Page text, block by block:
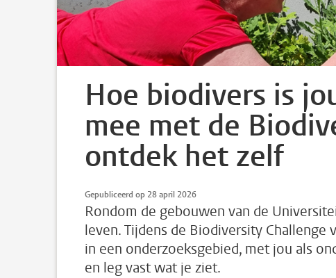
Hoe biodivers is
mee met de
ontdek het zelf
Gepubliceerd op 28 april 2026
Rondom de gebouwen van de
leven. Tijdens de Biodiversity
in een onderzoeksgebied, met jou als
en leg vast wat je ziet.